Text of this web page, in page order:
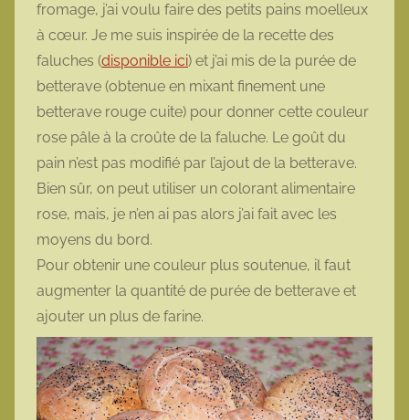
o
t
t
e
fromage, j’ai voulu faire des petits pains moelleux
à cœur. Je me suis inspirée de la recette des
faluches (disponible ici) et j’ai mis de la purée de
betterave (obtenue en mixant finement une
betterave rouge cuite) pour donner cette couleur
rose pâle à la croûte de la faluche. Le goût du
pain n’est pas modifié par l’ajout de la betterave.
Bien sûr, on peut utiliser un colorant alimentaire
rose, mais, je n’en ai pas alors j’ai fait avec les
moyens du bord.
Pour obtenir une couleur plus soutenue, il faut
augmenter la quantité de purée de betterave et
ajouter un plus de farine.